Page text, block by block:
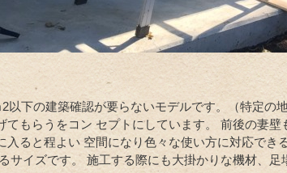
2以下の建築確認が要らないモデルです。（特定
てもらうをコン セプトにしています。 前後の妻
入ると程よい 空間になり色々な使い方に対応でき
サイズです。 施工する際にも大掛かりな機材、足